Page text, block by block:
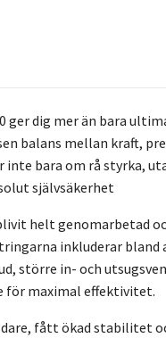
ger dig mer än bara
balans mellan kraft,
inte bara om rå styrka,
självsäkerhet
helt genomarbetad
inkluderar bland
större in- och
för maximal effektivitet.
fått ökad stabilitet